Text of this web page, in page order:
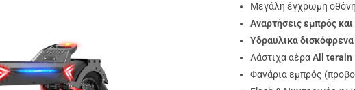
Μεγάλη έγχρωμη οθόνη
Aναρτήσεις εμπρός
Yδραυλικα
Λάστιχα αέραAll terain
Φανάρια εμπρός